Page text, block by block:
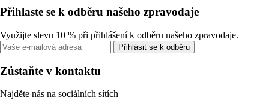
Přihlaste se k odběru našeho zpravodaje
Využijte slevu 10 % při přihlášení k odběru našeho zpravodaje.
Přihlásit se k odběru
Zůstaňte v kontaktu
Najděte nás na sociálních sítích